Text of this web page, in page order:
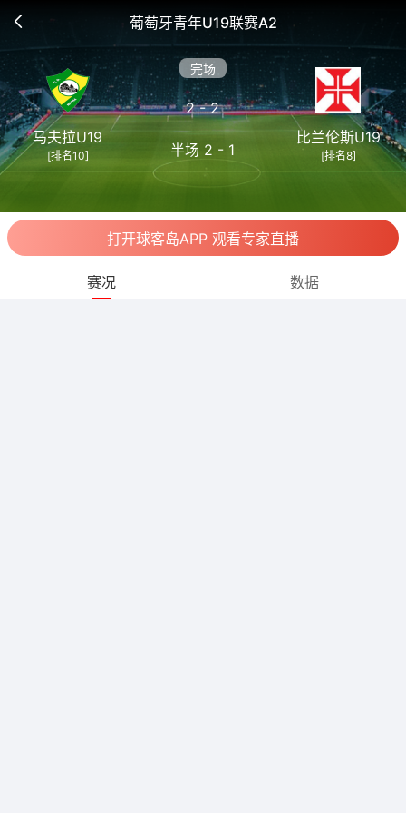
葡萄牙青年U19联赛A2
马夫拉U19
[排名10]
完场
2 - 2
半场 2 - 1
比兰伦斯U19
[排名8]
打开球客岛APP 观看专家直播
赛况 数据